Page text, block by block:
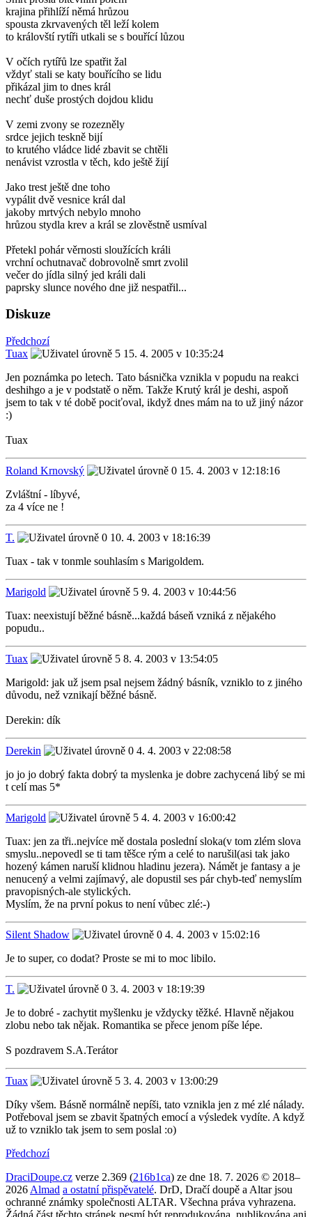
krajina přihlíží němá hrůzou
spousta zkrvavených těl leží kolem
to královští rytíři utkali se s bouřící lůzou
V očích rytířů lze spatřit žal
vždyť stali se katy bouřícího se lidu
přikázal jim to dnes král
nechť duše prostých dojdou klidu
V zemi zvony se rozezněly
srdce jejich teskně bijí
to krutého vládce lidé zbavit se chtěli
nenávist vzrostla v těch, kdo ještě žijí
Jako trest ještě dne toho
vypálit dvě vesnice král dal
jakoby mrtvých nebylo mnoho
hrůzou stydla krev a král se zlověstně usmíval
Přetekl pohár věrnosti sloužících králi
vrchní ochutnavač dobrovolně smrt zvolil
večer do jídla silný jed králi dali
paprsky slunce nového dne již nespatřil...
Diskuze
Předchozí
Tuax
15. 4. 2005 v 10:35:24
Jen poznámka po letech. Tato básnička vznikla v popudu na reakci
deshihgo a je v podstatě o něm. Takže Krutý král je deshi, aspoň
jsem to tak v té době pociťoval, ikdyž dnes mám na to už jiný názor
:)
Tuax
Roland Krnovský
15. 4. 2003 v 12:18:16
Zvláštní - líbyvé,
za 4 více ne !
T.
10. 4. 2003 v 18:16:39
Tuax - tak v tonmle souhlasím s Marigoldem.
Marigold
9. 4. 2003 v 10:44:56
Tuax: neexistují běžné básně...každá báseň vzniká z nějakého
popudu..
Tuax
8. 4. 2003 v 13:54:05
Marigold: jak už jsem psal nejsem žádný básník, vzniklo to z jiného
důvodu, než vznikají běžné básně.
Derekin: dík
Derekin
4. 4. 2003 v 22:08:58
jo jo jo dobrý fakta dobrý ta myslenka je dobre zachycená libý se mi
t celí mas 5*
Marigold
4. 4. 2003 v 16:00:42
Tuax: jen za tři..nejvíce mě dostala poslední sloka(v tom zlém slova
smyslu..nepovedl se ti tam těšce rým a celé to narušil(asi tak jako
hozený kámen naruší klidnou hladinu jezera). Námět je fantasy a je
nenucený a velmi zajímavý, ale dopustil ses pár chyb-teď nemyslím
pravopisných-ale stylických.
Myslím, že na první pokus to není vůbec zlé:-)
Silent Shadow
4. 4. 2003 v 15:02:16
Je to super, co dodat? Proste se mi to moc libilo.
T.
3. 4. 2003 v 18:19:39
Je to dobré - zachytit myšlenku je vždycky těžké. Hlavně nějakou
zlobu nebo tak nějak. Romantika se přece jenom píše lépe.
S pozdravem S.A.Terátor
Tuax
3. 4. 2003 v 13:00:29
Díky všem. Básně normálně nepíši, tato vznikla jen z mé zlé nálady.
Potřeboval jsem se zbavit špatných emocí a výsledek vydíte. A když
už to vzniklo tak jsem to sem poslal :o)
Předchozí
DraciDoupe.cz verze 2.369 (216b1ca) ze dne 18. 7. 2026 © 2018–
2026 Almad a ostatní přispěvatelé. DrD, Dračí doupě a Altar jsou
ochranné známky společnosti ALTAR. Všechna práva vyhrazena.
Žádná část těchto stránek nesmí být reprodukována, publikována ani